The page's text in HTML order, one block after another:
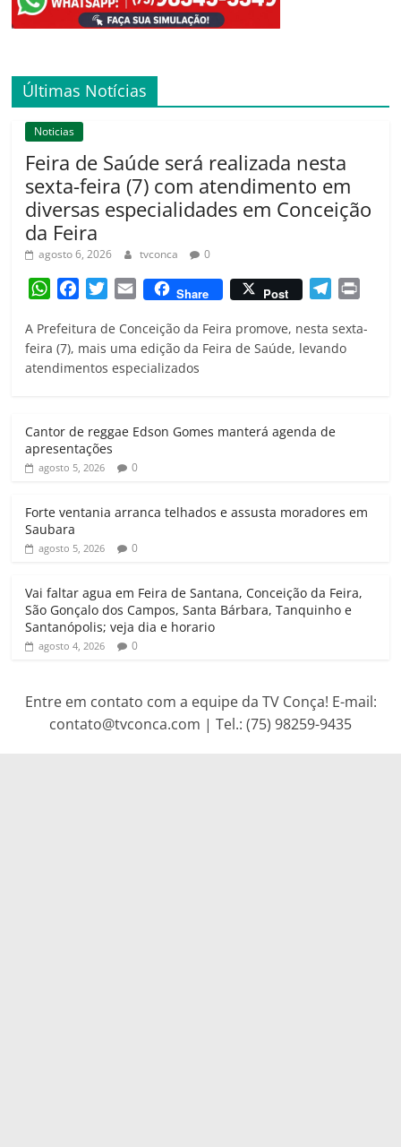
Últimas Notícias
Noticias
Feira de Saúde será realizada nesta
sexta-feira (7) com atendimento em
diversas especialidades em Conceição
da Feira
agosto 6, 2026 tvconca 0
W
a
t
s
p
c
e
b
k
i
t
t
a
l
Share Post
l
e
m
i
A Prefeitura de Conceição da Feira promove, nesta sexta-
feira (7), mais uma edição da Feira de Saúde, levando
atendimentos especializados
Cantor de reggae Edson Gomes manterá agenda de
apresentações
agosto 5, 2026 0
Forte ventania arranca telhados e assusta moradores em
Saubara
agosto 5, 2026 0
Vai faltar agua em Feira de Santana, Conceição da Feira,
São Gonçalo dos Campos, Santa Bárbara, Tanquinho e
Santanópolis; veja dia e horario
agosto 4, 2026 0
Entre em contato com a equipe da TV Conça! E-mail:
contato@tvconca.com | Tel.: (75) 98259-9435